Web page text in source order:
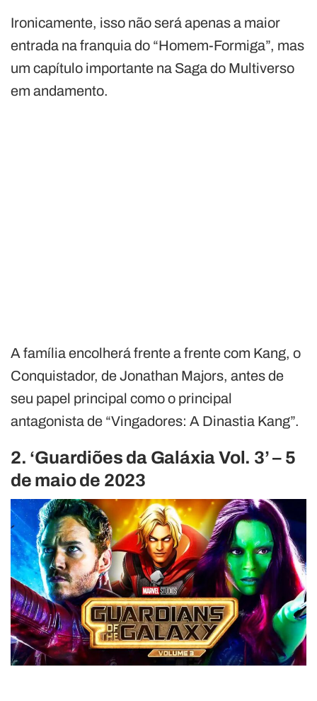
Ironicamente, isso não será apenas a maior
entrada na franquia do “Homem-Formiga”, mas
um capítulo importante na Saga do Multiverso
em andamento.
A família encolherá frente a frente com Kang, o
Conquistador, de Jonathan Majors, antes de
seu papel principal como o principal
antagonista de “Vingadores: A Dinastia Kang”.
2. ‘Guardiões da Galáxia Vol. 3’ – 5
de maio de 2023